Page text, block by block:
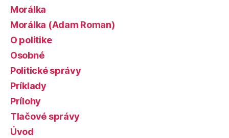
Morálka
Morálka (Adam Roman)
O politike
Osobné
Politické správy
Príklady
Prílohy
Tlačové správy
Úvod